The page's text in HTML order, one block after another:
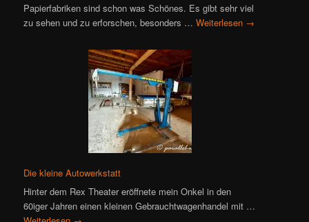
Papierfabriken sind schon was Schönes. Es gibt sehr viel
zu sehen und zu erforschen, besonders …Weiterlesen →
Die kleine Autowerkstatt
Hinter dem Rex Theater eröffnete mein Onkel in den
60iger Jahren einen kleinen Gebrauchtwagenhandel mit …